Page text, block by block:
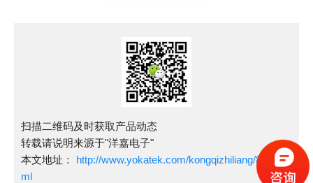
扫描二维码及时获取产品动态
转载请说明来源于"洋嘉电子"
本文地址：
http://www.yokatek.com/kongqizhiliang/88.ht
ml